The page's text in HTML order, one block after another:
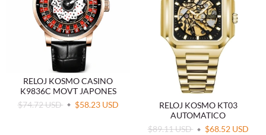
RELOJ KOSMO CASINO
K9836C MOVT JAPONES
$74.72 USD
$58.23 USD
RELOJ KOSMO KT03
AUTOMATICO
$89.11 USD
$68.52 USD